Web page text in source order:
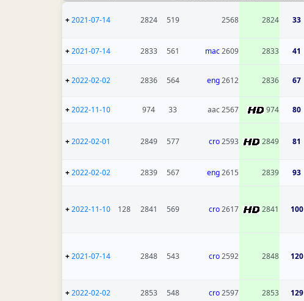
33
2824
2568
519
2824
2021-07-14
+
41
2833
2609
mac
561
2833
2021-07-14
+
67
2836
2612
eng
564
2836
2022-02-02
+
80
974
2567 aac
33
974
2022-11-10
+
81
2849
2593
cro
577
2849
2022-02-01
+
93
2839
2615
eng
567
2839
2022-02-02
+
100
2841
2617
cro
569
2841
128
2022-11-10
+
120
2848
2592
cro
543
2848
2021-07-14
+
129
2853
2597
cro
548
2853
2022-02-02
+